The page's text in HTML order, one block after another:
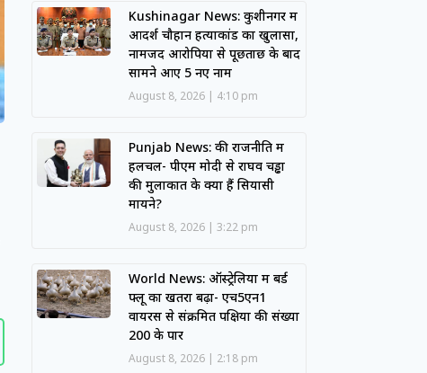
Kushinagar News: कुशीनगर में
आदर्श चौहान हत्याकांड का खुलासा,
नामजद आरोपियों से पूछताछ के बाद
सामने आए 5 नए नाम
August 8, 2026 4:10 pm
Punjab News: की राजनीति में
हलचल- पीएम मोदी से राघव चड्ढा
की मुलाकात के क्या हैं सियासी
मायने?
August 8, 2026 3:22 pm
World News: ऑस्ट्रेलिया में बर्ड
फ्लू का खतरा बढ़ा- एच5एन1
वायरस से संक्रमित पक्षियों की संख्या
200 के पार
August 8, 2026 2:18 pm